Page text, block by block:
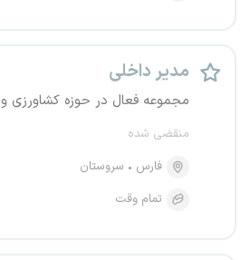
مدیر داخلی
مجموعه فعال در حوزه کشاورزی و
منقضی شده
فارس
سروستان
تمام وقت